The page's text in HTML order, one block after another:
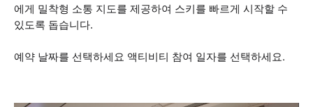
에게 밀착형 소통 지도를 제공하여 스키를 빠르게 시작할 수
있도록 돕습니다.
예약 날짜를 선택하세요 액티비티 참여 일자를 선택하세요.